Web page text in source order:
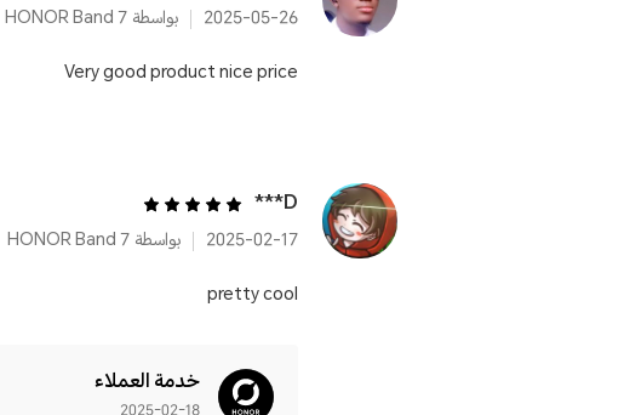
2025-05-26 بواسطة HONOR Band 7
Very good product nice price
D***
2025-02-17 بواسطة HONOR Band 7
pretty cool
خدمة العملاء